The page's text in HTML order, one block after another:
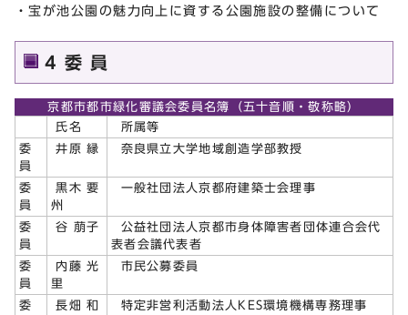
・宝が池公園の魅力向上に資する公園施設の整備について
4 委 員
京都市都市緑化審議会委員名簿（五十音順・敬称略）
氏名
所属等
委
員
井原 縁 奈良県立大学地域創造学部教授
委
員
黒木 要
州
一般社団法人京都府建築士会理事
委
員
谷 萠子
公益社団法人京都市身体障害者団体連合会代
表者会議代表者
委
員
内藤 光
里
市民公募委員
委
長畑 和
特定非営利活動法人KES環境機構専務理事